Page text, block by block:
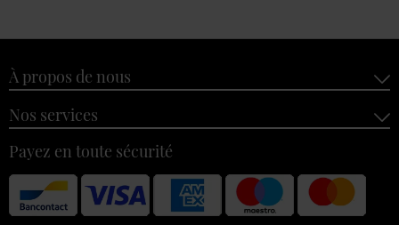
À propos de nous
Nos services
Payez en toute sécurité